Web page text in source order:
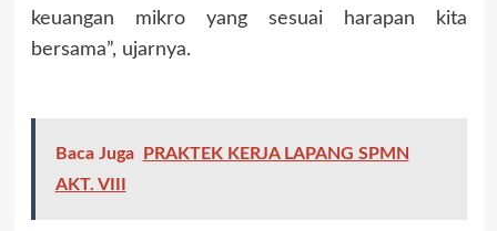
keuangan mikro yang sesuai harapan kita
bersama”, ujarnya.
Baca Juga
PRAKTEK KERJA LAPANG SPMN
AKT. VIII